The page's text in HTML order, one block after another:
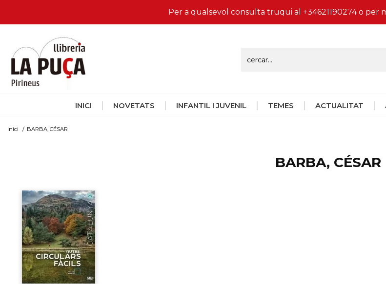
Per a qualsevol consulta truqui al +34621190274 o per
INICI NOVETATS INFANTIL I JUVENIL TEMES ACTUALITAT
Inici / BARBA, CÉSAR
BARBA, CÉSAR